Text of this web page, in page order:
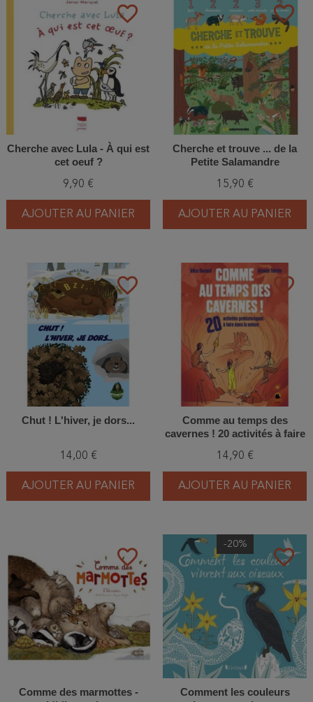
favorite_border
Cherche avec Lula - À qui est
cet oeuf ?
9,90 €
AJOUTER AU PANIER
favorite_border
Cherche et trouve ... de la
Petite Salamandre
15,90 €
AJOUTER AU PANIER
favorite_border
Chut ! L'hiver, je dors...
14,00 €
AJOUTER AU PANIER
favorite_border
Comme au temps des
cavernes ! 20 activités à faire
14,90 €
AJOUTER AU PANIER
favorite_border
Comme des marmottes -
favorite_border
-20%
Comment les couleurs